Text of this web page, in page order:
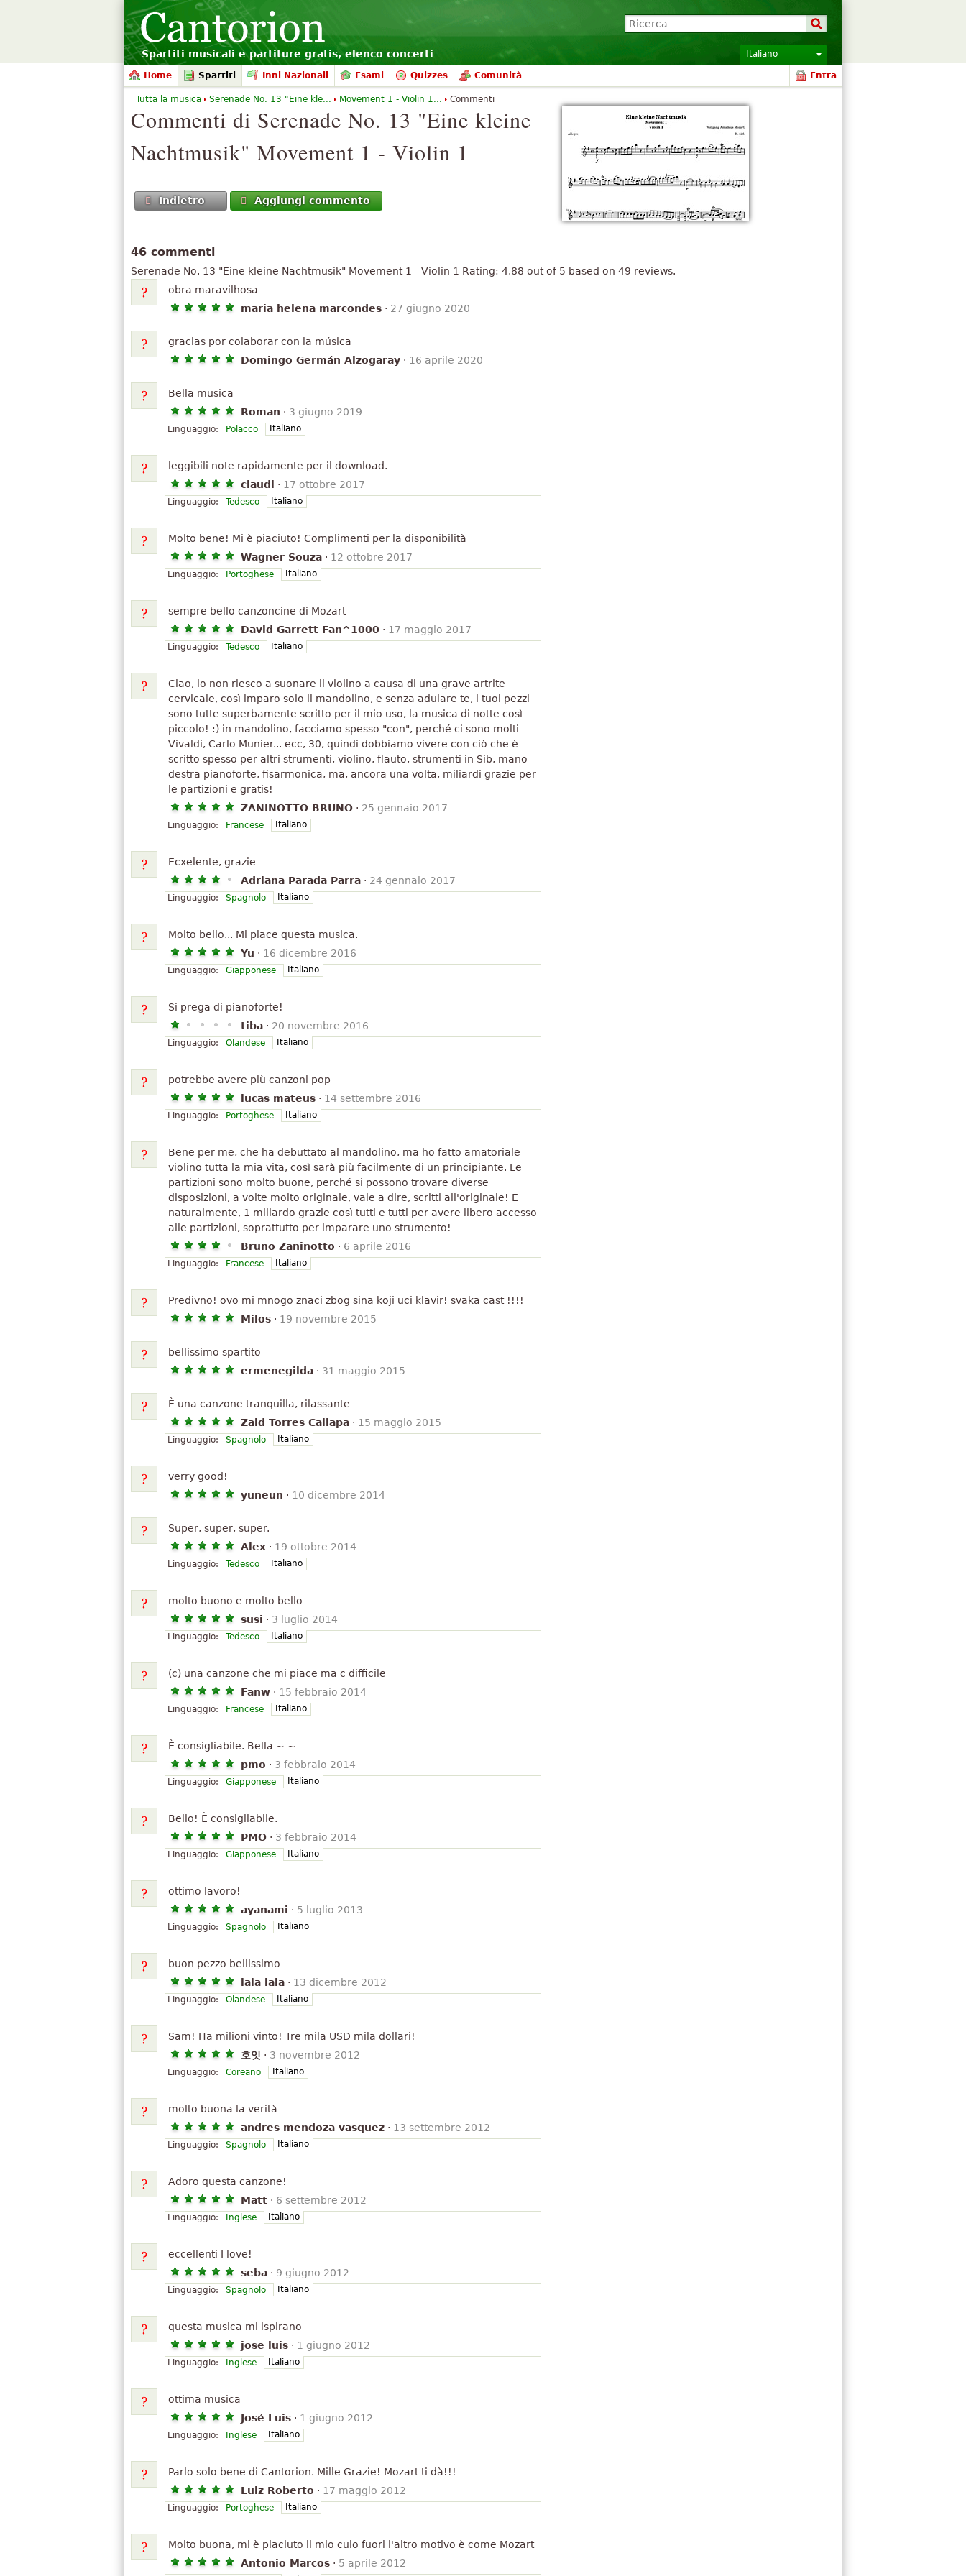
Spartiti musicali e partiture gratis, elenco concerti Italiano
Home Spartiti Inni Nazionali Esami Quizzes Comunità Entra
Commenti di Serenade No. 13 "Eine kleine
Nachtmusik" Movement 1 - Violin 1
Indietro Aggiungi commento
46 commenti
Serenade No. 13 "Eine kleine Nachtmusik" Movement 1 - Violin 1 Rating: 4.88 out of 5 based on 49 reviews.
obra maravilhosa
maria helena marcondes · 27 giugno 2020
gracias por colaborar con la música
Domingo Germán Alzogaray · 16 aprile 2020
Bella musica
Roman · 3 giugno 2019
Linguaggio: Polacco Italiano
leggibili note rapidamente per il download.
claudi · 17 ottobre 2017
Linguaggio: Tedesco Italiano
Molto bene! Mi è piaciuto! Complimenti per la disponibilità
Wagner Souza · 12 ottobre 2017
Linguaggio: Portoghese Italiano
sempre bello canzoncine di Mozart
David Garrett Fan^1000 · 17 maggio 2017
Linguaggio: Tedesco Italiano
Ciao, io non riesco a suonare il violino a causa di una grave artrite
cervicale, così imparo solo il mandolino, e senza adulare te, i tuoi pezzi
sono tutte superbamente scritto per il mio uso, la musica di notte così
piccolo! :) in mandolino, facciamo spesso "con", perché ci sono molti
Vivaldi, Carlo Munier... ecc, 30, quindi dobbiamo vivere con ciò che è
scritto spesso per altri strumenti, violino, flauto, strumenti in Sib, mano
destra pianoforte, fisarmonica, ma, ancora una volta, miliardi grazie per
le partizioni e gratis!
ZANINOTTO BRUNO · 25 gennaio 2017
Linguaggio: Francese Italiano
Ecxelente, grazie
Adriana Parada Parra · 24 gennaio 2017
Linguaggio: Spagnolo Italiano
Molto bello... Mi piace questa musica.
Yu · 16 dicembre 2016
Linguaggio: Giapponese Italiano
Si prega di pianoforte!
tiba · 20 novembre 2016
Linguaggio: Olandese Italiano
potrebbe avere più canzoni pop
lucas mateus · 14 settembre 2016
Linguaggio: Portoghese Italiano
Bene per me, che ha debuttato al mandolino, ma ho fatto amatoriale
violino tutta la mia vita, così sarà più facilmente di un principiante. Le
partizioni sono molto buone, perché si possono trovare diverse
disposizioni, a volte molto originale, vale a dire, scritti all'originale! E
naturalmente, 1 miliardo grazie così tutti e tutti per avere libero accesso
alle partizioni, soprattutto per imparare uno strumento!
Bruno Zaninotto · 6 aprile 2016
Linguaggio: Francese Italiano
Predivno! ovo mi mnogo znaci zbog sina koji uci klavir! svaka cast !!!!
Milos · 19 novembre 2015
bellissimo spartito
ermenegilda · 31 maggio 2015
È una canzone tranquilla, rilassante
Zaid Torres Callapa · 15 maggio 2015
Linguaggio: Spagnolo Italiano
verry good!
yuneun · 10 dicembre 2014
Super, super, super.
Alex · 19 ottobre 2014
Linguaggio: Tedesco Italiano
molto buono e molto bello
susi · 3 luglio 2014
Linguaggio: Tedesco Italiano
(c) una canzone che mi piace ma c difficile
Fanw · 15 febbraio 2014
Linguaggio: Francese Italiano
È consigliabile. Bella ~ ~
pmo · 3 febbraio 2014
Linguaggio: Giapponese Italiano
Bello! È consigliabile.
PMO · 3 febbraio 2014
Linguaggio: Giapponese Italiano
ottimo lavoro!
ayanami · 5 luglio 2013
Linguaggio: Spagnolo Italiano
buon pezzo bellissimo
lala lala · 13 dicembre 2012
Linguaggio: Olandese Italiano
Sam! Ha milioni vinto! Tre mila USD mila dollari!
호잇 · 3 novembre 2012
Linguaggio: Coreano Italiano
molto buona la verità
andres mendoza vasquez · 13 settembre 2012
Linguaggio: Spagnolo Italiano
Adoro questa canzone!
Matt · 6 settembre 2012
Linguaggio: Inglese Italiano
eccellenti I love!
seba · 9 giugno 2012
Linguaggio: Spagnolo Italiano
questa musica mi ispirano
jose luis · 1 giugno 2012
Linguaggio: Inglese Italiano
ottima musica
José Luis · 1 giugno 2012
Linguaggio: Inglese Italiano
Parlo solo bene di Cantorion. Mille Grazie! Mozart ti dà!!!
Luiz Roberto · 17 maggio 2012
Linguaggio: Portoghese Italiano
Molto buona, mi è piaciuto il mio culo fuori l'altro motivo è come Mozart
Antonio Marcos · 5 aprile 2012
Tutta la musica Serenade No. 13 "Eine kle... Movement 1 - Violin 1... Commenti